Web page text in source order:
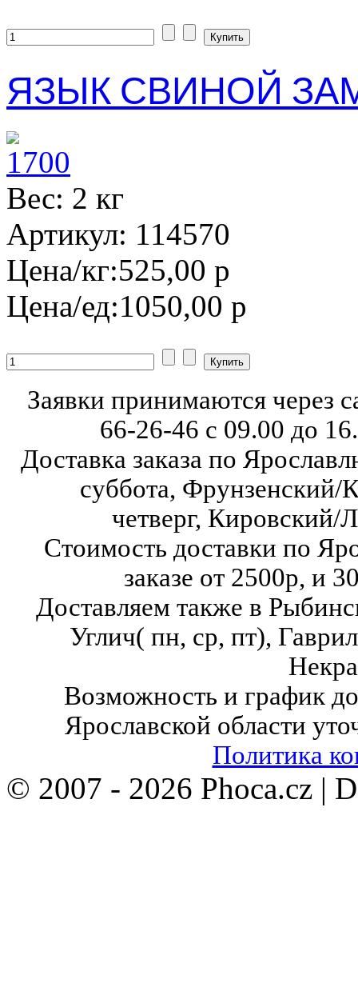
ЯЗЫК СВИНОЙ
Вес: 2 кг
Артикул: 114570
Цена/кг:525,00 р
Цена/ед:1050,00 р
Заявки принимаются через
66-26-46 с 09.00 до
Доставка заказа по
суббота, Фрунзенский/
четверг, Кировский/
Стоимость доставки по
заказе от 2500р, и
Доставляем также в
Углич( пн, ср, пт),
Возможность и график
Ярославской области
Политика
© 2007 - 2026 Phoca.cz |